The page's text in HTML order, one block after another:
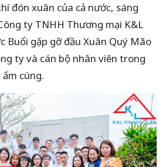
đón xuân của cả nước, sáng
ty TNHH Thương mại K&L
Buổi gặp gỡ đầu Xuân Quý Mão
ty và cán bộ nhân viên trong
cúng.